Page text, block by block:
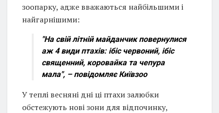
зоопарку, адже вважаються найбільшими і
найгарнішими:
"На свій літній майданчик повернулися
аж 4 види птахів: ібіс червоний, ібіс
священний, коровайка та чепура
мала", – повідомляє Київзоо
У теплі весняні дні ці птахи залюбки
обстежують нові зони для відпочинку,